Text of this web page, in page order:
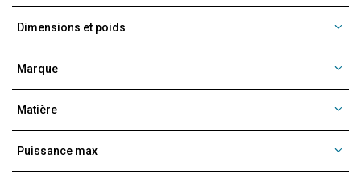
Dimensions et poids
Marque
Matière
Puissance max